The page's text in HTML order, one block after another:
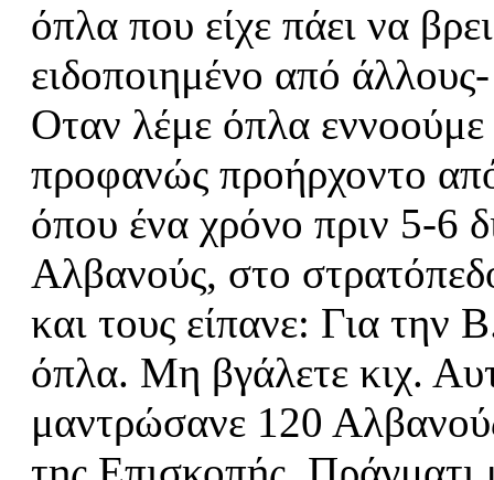
όπλα που είχε πάει να
ειδοποιημένο από
Οταν λέμε όπλα
προφανώς προήρχοντο
όπου ένα χρόνο πριν 5-6
Αλβανούς, στο
και τους είπανε: Για την
όπλα. Μη βγάλετε κιχ.
μαντρώσανε 120